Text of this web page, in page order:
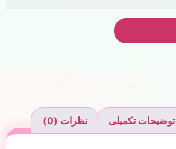
توضیحات تکمیلی نظرات (0)